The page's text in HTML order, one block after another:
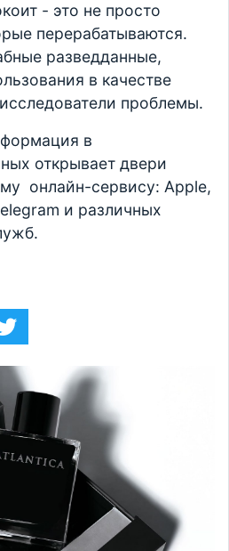
- это не просто
перерабатываются.
разведданные,
в качестве
проблемы.
в
открывает двери
онлайн-сервису: Apple,
и различных